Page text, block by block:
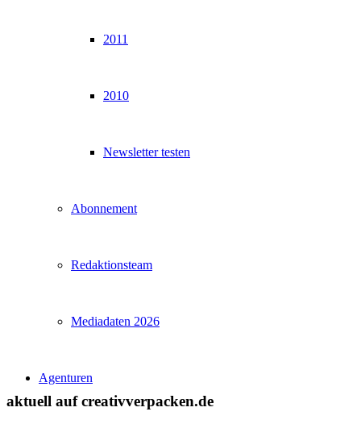
2011
2010
Newsletter testen
Abonnement
Redaktionsteam
Mediadaten 2026
Agenturen
aktuell auf creativverpacken.de